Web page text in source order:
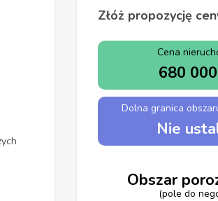
Złóż propozycję
Cena
680 000
Dolna granica
Nie
Obszar
(pole do